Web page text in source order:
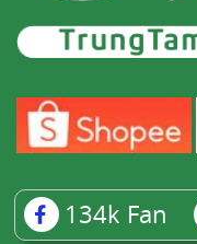
134k Fan